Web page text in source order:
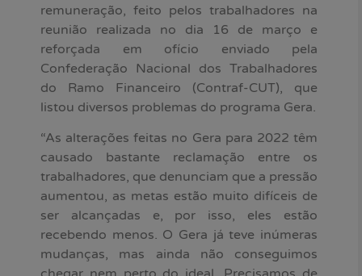
remuneração, feito pelos trabalhadores na
reunião realizada no dia 16 de março e
reforçada em ofício enviado pela
Confederação Nacional dos Trabalhadores
do Ramo Financeiro (Contraf-CUT), que
listou diversos problemas do programa Gera.
“As alterações feitas no Gera para 2022 têm
causado bastante reclamação entre os
trabalhadores, que denunciam que a pressão
aumentou, as metas estão muito difíceis de
ser alcançadas e, por isso, eles estão
recebendo menos. O Gera já teve inúmeras
mudanças, mas ainda não conseguimos